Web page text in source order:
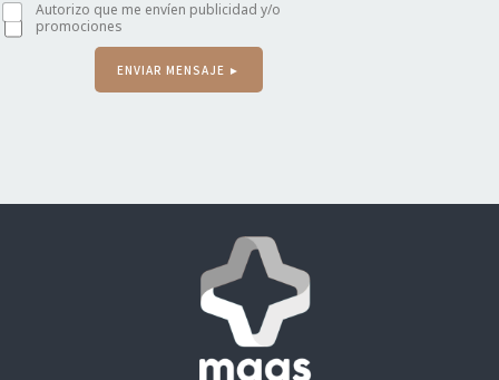
Autorizo que me envíen publicidad y/o
promociones
ENVIAR MENSAJE ►